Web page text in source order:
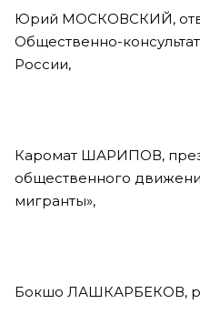
Юрий МОСКОВСКИЙ,
Общественно-
России,
Каромат ШАРИПОВ,
общественного
мигранты»,
Бокшо ЛАШКАРБЕКОВ,